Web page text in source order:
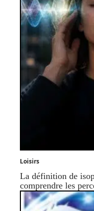
Loisirs
La définition de
comprendre les